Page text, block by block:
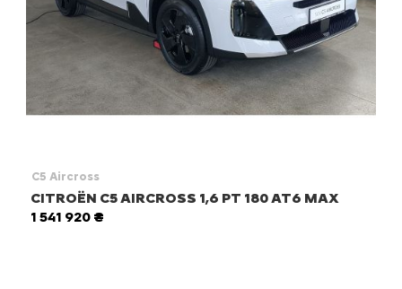
C5 Aircross
CITROЁN C5 AIRCROSS 1,6 PT 180 AT6 MAX
1 541 920 ₴